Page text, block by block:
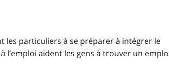
les particuliers à se préparer à intégrer le
l’emploi aident les gens à trouver un